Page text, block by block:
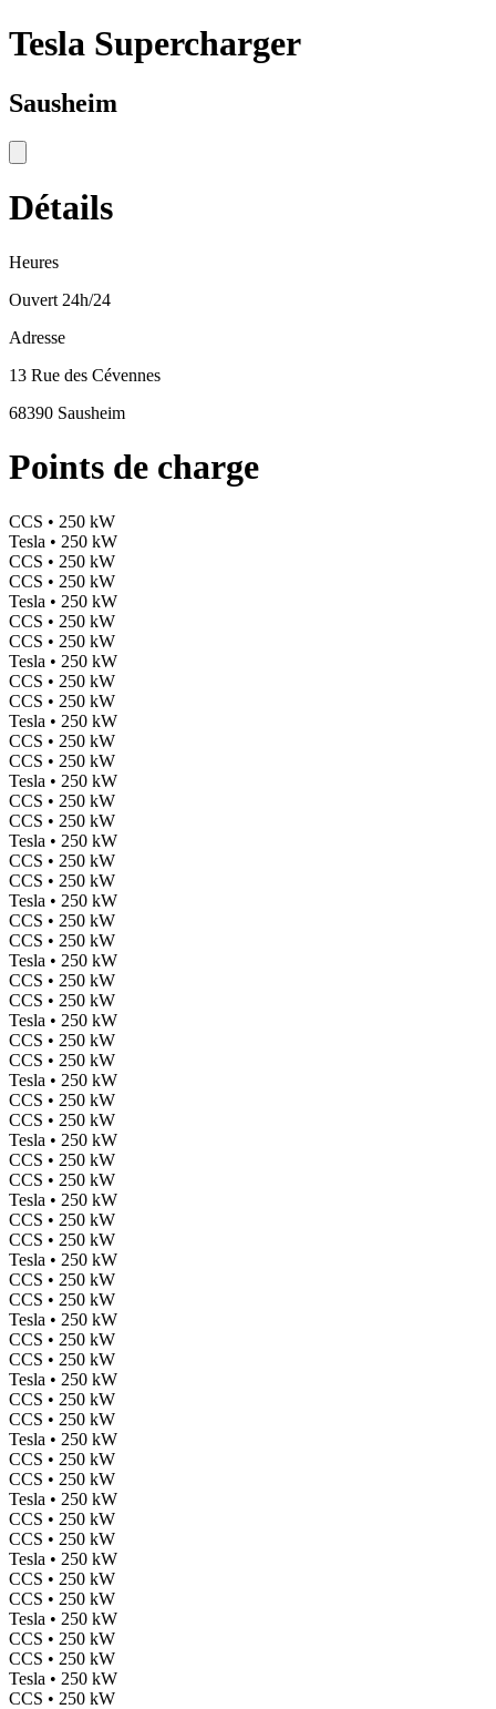
Tesla Supercharger
Sausheim
Détails
Heures
Ouvert 24h/24
Adresse
13 Rue des Cévennes
68390 Sausheim
Points de charge
CCS • 250 kW
Tesla • 250 kW
CCS • 250 kW
CCS • 250 kW
Tesla • 250 kW
CCS • 250 kW
CCS • 250 kW
Tesla • 250 kW
CCS • 250 kW
CCS • 250 kW
Tesla • 250 kW
CCS • 250 kW
CCS • 250 kW
Tesla • 250 kW
CCS • 250 kW
CCS • 250 kW
Tesla • 250 kW
CCS • 250 kW
CCS • 250 kW
Tesla • 250 kW
CCS • 250 kW
CCS • 250 kW
Tesla • 250 kW
CCS • 250 kW
CCS • 250 kW
Tesla • 250 kW
CCS • 250 kW
CCS • 250 kW
Tesla • 250 kW
CCS • 250 kW
CCS • 250 kW
Tesla • 250 kW
CCS • 250 kW
CCS • 250 kW
Tesla • 250 kW
CCS • 250 kW
CCS • 250 kW
Tesla • 250 kW
CCS • 250 kW
CCS • 250 kW
Tesla • 250 kW
CCS • 250 kW
CCS • 250 kW
Tesla • 250 kW
CCS • 250 kW
CCS • 250 kW
Tesla • 250 kW
CCS • 250 kW
CCS • 250 kW
Tesla • 250 kW
CCS • 250 kW
CCS • 250 kW
Tesla • 250 kW
CCS • 250 kW
CCS • 250 kW
Tesla • 250 kW
CCS • 250 kW
CCS • 250 kW
Tesla • 250 kW
CCS • 250 kW